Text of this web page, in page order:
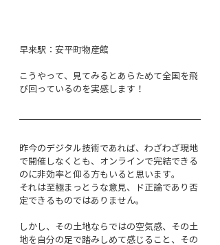
早来駅：安平町物産館
こうやって、見てみるとあらためて全国を飛
び回っているのを実感します！
昨今のデジタル技術であれば、わざわざ現地
で開催しなくとも、オンラインで完結できる
のに非効率と仰る方もいると思います。
それは至極まっとうな意見、ド正論であり否
定できるものではありません。
しかし、その土地ならではの空気感、その土
地を自分の足で踏みしめて感じること、その